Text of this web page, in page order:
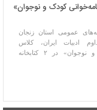
کودک و نوجوان»
عمومی استان زنجان
ادبیات ایران، کلاس
«شاهنامه‌خوانی کودک و نوجوان» در ۲ کتابخانه